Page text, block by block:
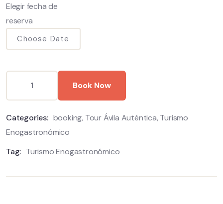
Elegir fecha de
reserva
Book Now
Categories: booking, Tour Ávila Auténtica, Turismo
Enogastronómico
Tag: Turismo Enogastronómico